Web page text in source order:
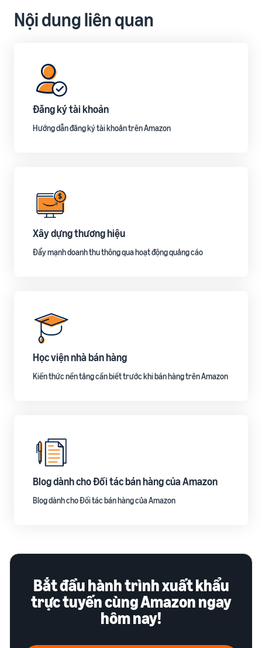
Nội dung liên quan
Đăng ký tài khoản
Hướng dẫn đăng ký tài khoản trên Amazon
Xây dựng thương hiệu
Đẩy mạnh doanh thu thông qua hoạt động quảng cáo
Học viện nhà bán hàng
Kiến thức nền tảng cần biết trước khi bán hàng trên Amazon
Blog dành cho Đối tác bán hàng của Amazon
Blog dành cho Đối tác bán hàng của Amazon
Bắt đầu hành trình xuất khẩu
trực tuyến cùng Amazon ngay
hôm nay!